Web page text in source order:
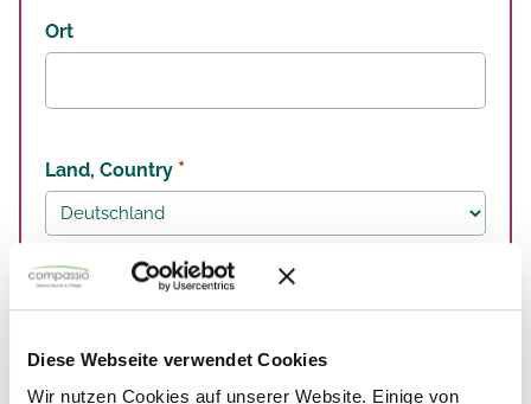
Diese Webseite verwendet Cookies
Wir nutzen Cookies auf unserer Website. Einige von
Ort
Land, Country *
Telefonnummer *